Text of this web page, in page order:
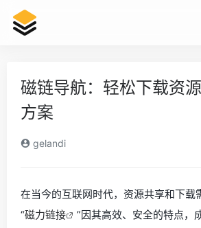
磁链导航：轻松下载资
方案
gelandi
在当今的互联网时代，资源共享和下载
“磁力链接
”因其高效、安全的特点，